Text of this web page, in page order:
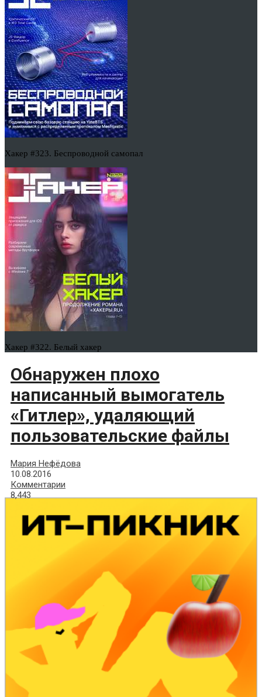
Хакер #323. Беспроводной самопал
Хакер #322. Белый хакер
Обнаружен плохо
написанный вымогатель
«Гитлер», удаляющий
пользовательские файлы
Мария Нефёдова
10.08.2016
Комментарии
8,443